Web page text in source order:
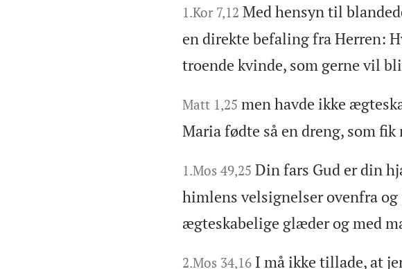
1.Kor 7,12 Med hensyn til
en direkte befaling fra Herren:
troende kvinde, som gerne vil
Matt 1,25 men havde ikke
Maria fødte så en dreng, som fik
1.Mos 49,25 Din fars Gud er din
himlens velsignelser ovenfra
ægteskabelige glæder og med
2.Mos 34,16 I må ikke tillade, at